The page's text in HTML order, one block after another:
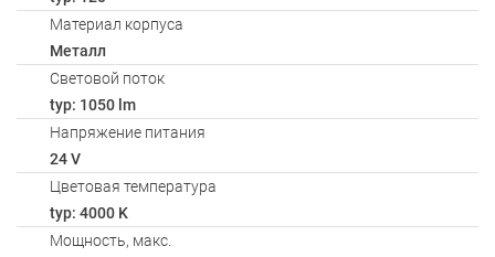
Материал корпуса
Металл
Световой поток
typ: 1050 lm
Напряжение питания
24 V
Цветовая температура
typ: 4000 K
Мощность, макс.